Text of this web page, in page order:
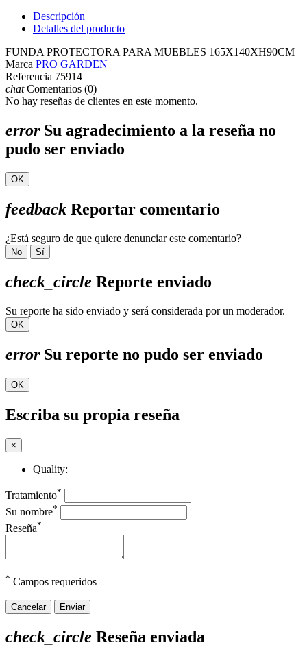
Descripción
Detalles del producto
FUNDA PROTECTORA PARA MUEBLES 165X140XH90CM
Marca PRO GARDEN
Referencia 75914
chatComentarios (0)
No hay reseñas de clientes en este momento.
errorSu agradecimiento a la reseña no
pudo ser enviado
OK
feedback Reportar comentario
¿Está seguro de que quiere denunciar este comentario?
No Sí
check_circle Reporte enviado
Su reporte ha sido enviado y será considerada por un moderador.
OK
errorSu reporte no pudo ser enviado
OK
Escriba su propia reseña
×
Quality:
Tratamiento*
Su nombre*
Reseña*
* Campos requeridos
Cancelar Enviar
check_circle Reseña enviada